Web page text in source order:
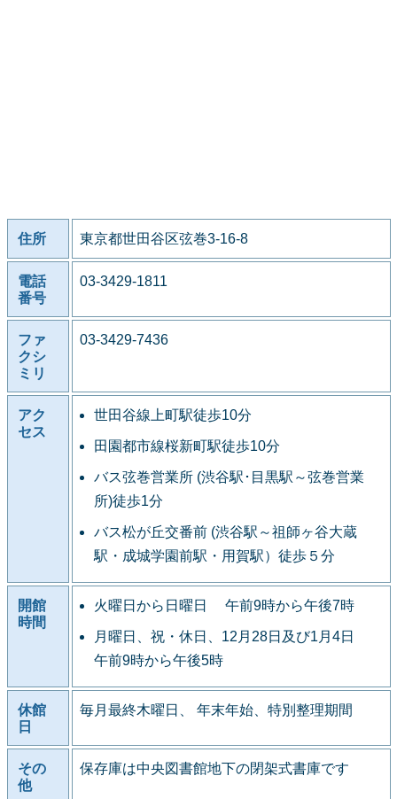
住所 東京都世田谷区弦巻3-16-8
電話
番号
03-3429-1811
ファ
クシ
ミリ
03-3429-7436
アク
セス
世田谷線上町駅徒歩10分
田園都市線桜新町駅徒歩10分
バス弦巻営業所 (渋谷駅･目黒駅～弦巻営業
所)徒歩1分
バス松が丘交番前 (渋谷駅～祖師ヶ谷大蔵
駅・成城学園前駅・用賀駅）徒歩５分
開館
時間
火曜日から日曜日 午前9時から午後7時
月曜日、祝・休日、12月28日及び1月4日
午前9時から午後5時
休館
日
毎月最終木曜日、 年末年始、特別整理期間
その
他
保存庫は中央図書館地下の閉架式書庫です